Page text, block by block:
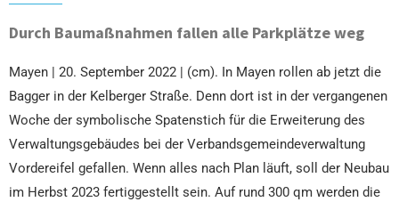
Durch Baumaßnahmen fallen alle Parkplätze weg
Mayen | 20. September 2022 | (cm). In Mayen rollen ab jetzt die
Bagger in der Kelberger Straße. Denn dort ist in der vergangenen
Woche der symbolische Spatenstich für die Erweiterung des
Verwaltungsgebäudes bei der Verbandsgemeindeverwaltung
Vordereifel gefallen. Wenn alles nach Plan läuft, soll der Neubau
im Herbst 2023 fertiggestellt sein. Auf rund 300 qm werden die